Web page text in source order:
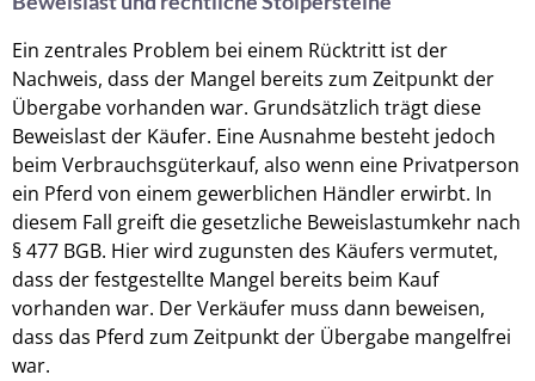
Ein zentrales Problem bei einem Rücktritt ist der
Nachweis, dass der Mangel bereits zum Zeitpunkt der
Übergabe vorhanden war. Grundsätzlich trägt diese
Beweislast der Käufer. Eine Ausnahme besteht jedoch
beim Verbrauchsgüterkauf, also wenn eine Privatperson
ein Pferd von einem gewerblichen Händler erwirbt. In
diesem Fall greift die gesetzliche Beweislastumkehr nach
§ 477 BGB. Hier wird zugunsten des Käufers vermutet,
dass der festgestellte Mangel bereits beim Kauf
vorhanden war. Der Verkäufer muss dann beweisen,
dass das Pferd zum Zeitpunkt der Übergabe mangelfrei
war.